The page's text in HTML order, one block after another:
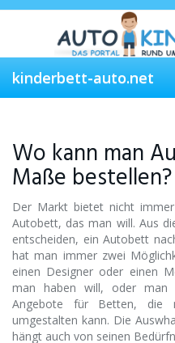
Skip
content
kinderbett-auto.net
Wo kann man
Maße bestellen?
Der Markt bietet nicht
Autobett, das man will. Aus
entscheiden, ein Autobett
hat man immer zwei
einen Designer oder einen
man haben will, oder man
Angebote für Betten, die
umgestalten kann. Die
hängt auch von seinen